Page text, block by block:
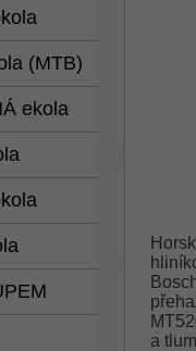
(MTB)
ekola
a